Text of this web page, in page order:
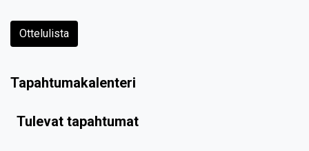
Ottelulista
Tapahtumakalenteri
Tulevat tapahtumat